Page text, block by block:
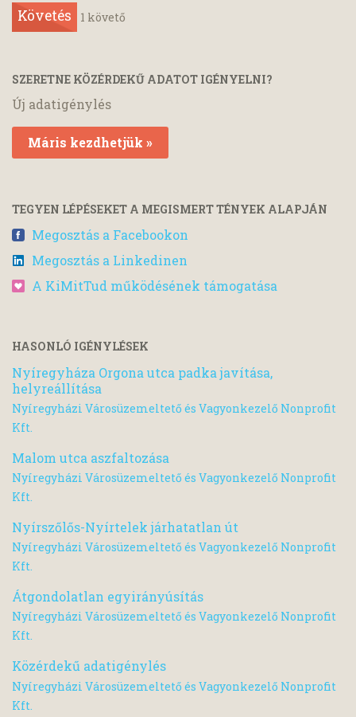
Követés 1 követő
SZERETNE KÖZÉRDEKŰ ADATOT IGÉNYELNI?
Új adatigénylés
Máris kezdhetjük »
TEGYEN LÉPÉSEKET A MEGISMERT TÉNYEK ALAPJÁN
Megosztás a Facebookon
Megosztás a Linkedinen
A KiMitTud működésének támogatása
HASONLÓ IGÉNYLÉSEK
Nyíregyháza Orgona utca padka javítása,
helyreállítása
Nyíregyházi Városüzemeltető és Vagyonkezelő Nonprofit
Kft.
Malom utca aszfaltozása
Nyíregyházi Városüzemeltető és Vagyonkezelő Nonprofit
Kft.
Nyírszőlős-Nyírtelek járhatatlan út
Nyíregyházi Városüzemeltető és Vagyonkezelő Nonprofit
Kft.
Átgondolatlan egyirányúsítás
Nyíregyházi Városüzemeltető és Vagyonkezelő Nonprofit
Kft.
Közérdekű adatigénylés
Nyíregyházi Városüzemeltető és Vagyonkezelő Nonprofit
Kft.